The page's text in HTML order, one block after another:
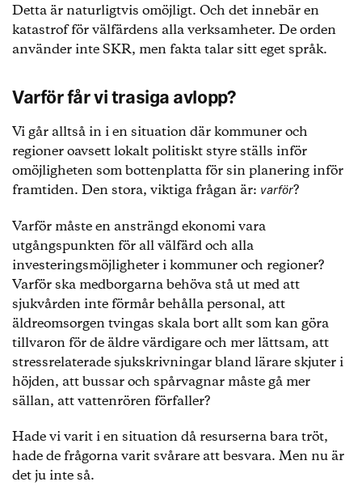
Detta är naturligtvis omöjligt. Och det innebär en
katastrof för välfärdens alla verksamheter. De orden
använder inte SKR, men fakta talar sitt eget språk.
Varför får vi trasiga avlopp?
Vi går alltså in i en situation där kommuner och
regioner oavsett lokalt politiskt styre ställs inför
omöjligheten som bottenplatta för sin planering inför
framtiden. Den stora, viktiga frågan är: varför?
Varför måste en ansträngd ekonomi vara
utgångspunkten för all välfärd och alla
investeringsmöjligheter i kommuner och regioner?
Varför ska medborgarna behöva stå ut med att
sjukvården inte förmår behålla personal, att
äldreomsorgen tvingas skala bort allt som kan göra
tillvaron för de äldre värdigare och mer lättsam, att
stressrelaterade sjukskrivningar bland lärare skjuter i
höjden, att bussar och spårvagnar måste gå mer
sällan, att vattenrören förfaller?
Hade vi varit i en situation då resurserna bara tröt,
hade de frågorna varit svårare att besvara. Men nu är
det ju inte så.